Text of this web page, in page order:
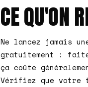
CE QU'ON
Ne lancez jamais
gratuitement :
ça coûte
Vérifiez que votre